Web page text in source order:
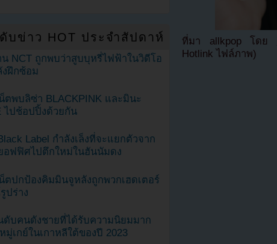
ที่มา allkpop โดย
Hotlink ไฟล์ภาพ)
บข่าว HOT ประจำสัปดาห์
NCT ถูกพบว่าสูบบุหรี่ไฟฟ้าในวิดีโอ
งฝึกซ้อม
ตพบลิซ่า BLACKPINK และมินะ
ไปช้อปปิ้งด้วยกัน
Label กำลังเล็งที่จะแยกตัวจาก
อฟฟิศไปตึกใหม่ในฮันนัมดง
ตปกป้องคิมมินจูหลังถูกพวกเฮดเตอร์
ปร่าง
ดับคนดังชายที่ได้รับความนิยมมาก
มู่เกย์ในเกาหลีใต้ของปี 2023